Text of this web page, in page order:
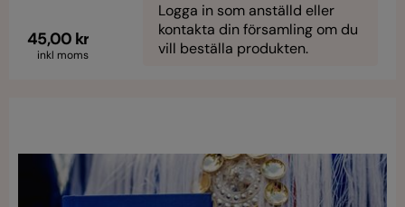
45,00 kr
inkl moms
Logga in som anställd eller
kontakta din församling om du
vill beställa produkten.